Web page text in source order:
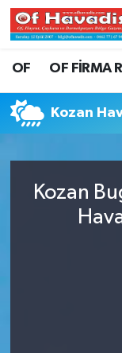
OF OF FİRMA
Kozan
Kozan
Trabzon
Trabzon
Süper Lig